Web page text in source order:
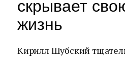
скрывает
жизнь
Кирилл Шубский